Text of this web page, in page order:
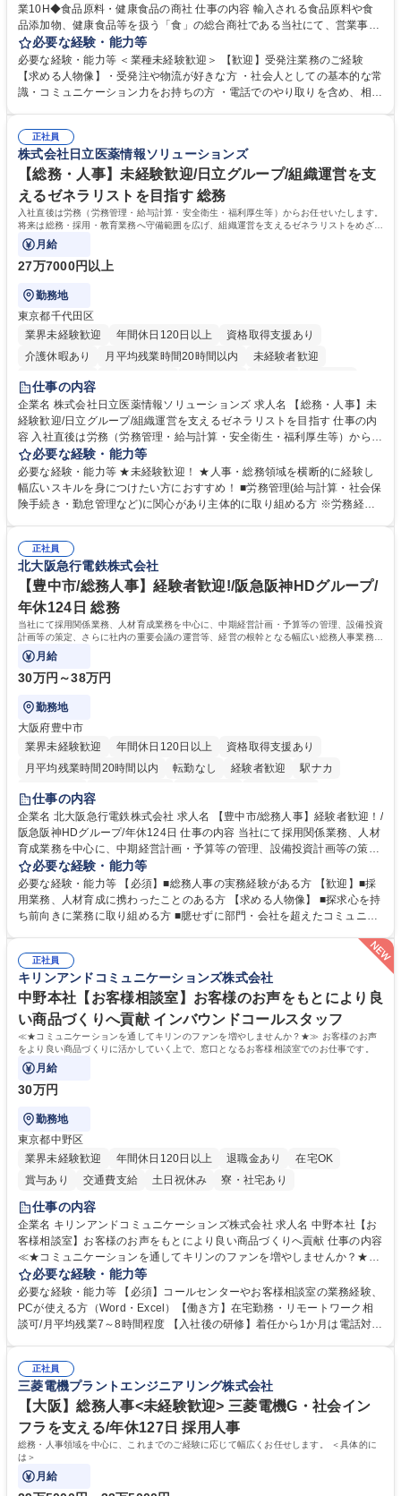
業10H◆食品原料・健康食品の商社 仕事の内容 輸入される食品原料や食
品添加物、健康食品等を扱う「食」の総合商社である当社にて、営業事務
として営業サポートや書類作成、データ入力、電話対応などの業務をお任
せします。 ・受注／出荷指示／売上管理／仕入管理／在庫管理／お客様や
倉庫と電話確認など、販売に関わる事務、営業サポートをお願いします。
・入社後は商品について覚えることから始め、先輩社員OJTと共に業務を
万～・残業10H◆食品原料・健康食品の商社
必要な経験・能力等
必要な経験・能力等 ＜業種未経験歓迎＞ 【歓迎】受発注業務のご経験
【求める人物像】・受発注や物流が好きな方 ・社会人としての基本的な常
識・コミュニケーション力をお持ちの方 ・電話でのやり取りを含め、相手
演算ができる方 ・業務ルールや指示を理解し、行動できる方 学歴・資格
学歴：大学院 大学 短大 語学力： 資格：
正社員
株式会社日立医薬情報ソリューションズ
【総務・人事】未経験歓迎/日立グループ/組織運営を支
えるゼネラリストを目指す 総務
入社直後は労務（労務管理・給与計算・安全衛生・福利厚生等）からお任せいたします。
将来は総務・採用・教育業務へ守備範囲を広げ、組織運営を支えるゼネラリストをめざせ
ます。
月給
27万7000円以上
勤務地
東京都千代田区
業界未経験歓迎
年間休日120日以上
資格取得支援あり
介護休暇あり
月平均残業時間20時間以内
未経験者歓迎
住宅手当あり
育休あり
完全週休2日制 交通費支給 土日祝休み 寮・社宅あり
仕事の内容
企業名 株式会社日立医薬情報ソリューションズ 求人名 【総務・人事】未
経験歓迎/日立グループ/組織運営を支えるゼネラリストを目指す 仕事の内
容 入社直後は労務（労務管理・給与計算・安全衛生・福利厚生等）からお
任せいたします。将来は総務・採用・教育業務へ守備範囲を広げ、組織運
営を支えるゼネラリストをめざせます。 ・初期業務：労働時間管理、給与
計算、社会保険対応、福利厚生管理、安全衛生、健康経営推進等をお任せ
します。ご経験に応じて、休職者管理など、幅広く経験を積んでいただき
幅広く経験を積みたい意欲がある方に最適な環境です。 募集職種 【総
務・人事】未経験歓迎/日立グループ/組織運営を支えるゼネラリストを目
指す
必要な経験・能力等
必要な経験・能力等 ★未経験歓迎！ ★人事・総務領域を横断的に経験し
幅広いスキルを身につけたい方におすすめ！ ■労務管理(給与計算・社会保
険手続き・勤怠管理など)に関心があり主体的に取り組める方 ※労務経験
のご経験 ■労務管理（給与計算・社会保険手続き・勤怠管理など）の経験
■衛生管理者の資格をお持ちの方 学歴・資格 学歴：大学院 大学 高専 短大
専修学校 高校 語学力： 資格：
正社員
北大阪急行電鉄株式会社
【豊中市/総務人事】経験者歓迎!/阪急阪神HDグループ/
年休124日 総務
当社にて採用関係業務、人材育成業務を中心に、中期経営計画・予算等の管理、設備投資
計画等の策定、さらに社内の重要会議の運営等、経営の根幹となる幅広い総務人事業務全
般を担当していただきます。
月給
30万円～38万円
勤務地
大阪府豊中市
業界未経験歓迎
年間休日120日以上
資格取得支援あり
月平均残業時間20時間以内
転勤なし 経験者歓迎
駅ナカ
退職金あり
土日祝休み
服装自由 昼食補助あり 食事補助あり
仕事の内容
企業名 北大阪急行電鉄株式会社 求人名 【豊中市/総務人事】経験者歓迎！/
阪急阪神HDグループ/年休124日 仕事の内容 当社にて採用関係業務、人材
育成業務を中心に、中期経営計画・予算等の管理、設備投資計画等の策
定、さらに社内の重要会議の運営等、経営の根幹となる幅広い総務人事業
務全般を担当していただきます。 【主な業務内容】 ■採用関係業務および
人材育成(社員研修)業務の推進 ■中期経営計画および予算等の管理 ■設備
投資計画等の策定 ■社内の重要会議の運営 ■その他総務人事業務全般 【入
務人事】経験者歓迎！/阪急阪神HDグループ/年休124日
必要な経験・能力等
必要な経験・能力等 【必須】■総務人事の実務経験がある方 【歓迎】■採
用業務、人材育成に携わったことのある方 【求める人物像】 ■探求心を持
ち前向きに業務に取り組める方 ■臆せずに部門・会社を超えたコミュニケ
る当社で組織の次代を担うネクスト人材として長期的に成長したい方 ■周
囲のメンバーと協調しつつ主体性を持って能動的に業務を推進できる方 学
歴・資格 学歴：大学院 大学 高専 短大 専修学校 高校 語学力： 資格：
正社員
キリンアンドコミュニケーションズ株式会社
中野本社【お客様相談室】お客様のお声をもとにより良
い商品づくりへ貢献 インバウンドコールスタッフ
≪★コミュニケーションを通してキリンのファンを増やしませんか？★≫ お客様のお声
をより良い商品づくりに活かしていく上で、窓口となるお客様相談室でのお仕事です。
月給
30万円
勤務地
東京都中野区
業界未経験歓迎
年間休日120日以上 退職金あり
在宅OK
賞与あり
交通費支給 土日祝休み 寮・社宅あり
仕事の内容
企業名 キリンアンドコミュニケーションズ株式会社 求人名 中野本社【お
客様相談室】お客様のお声をもとにより良い商品づくりへ貢献 仕事の内容
≪★コミュニケーションを通してキリンのファンを増やしませんか？★≫
お客様のお声をより良い商品づくりに活かしていく上で、窓口となるお客
様相談室でのお仕事です。 日々お客様からいただくキリングループへのご
意見を、企業活動に活かしています。お客様からの声に迅速かつ誠意をも
って対応、情報提供するとともにグループ内活動に反映しています。 【具
平均100件前後■メール・手紙：同上40件前後 募集職種 中野本社【お客様
相談室】お客様のお声をもとにより良い商品づくりへ貢献
必要な経験・能力等
必要な経験・能力等 【必須】コールセンターやお客様相談室の業務経験、
PCが使える方（Word・Excel）【働き方】在宅勤務・リモートワーク相
談可/月平均残業7～8時間程度 【入社後の研修】着任から1か月は電話対応
すのでご安心ください。 【当社について】キリングループの広報機能を担
う会社として、お客様との出会いを大切にし、磨き上げたホスピタリティ
を込めてコミュニケーションをとりながら広報関連業務を行っておりま
す。 学歴・資格 学歴：大学院 大学 高専 短大 専修学校 高校 語学力： 資
格：
正社員
三菱電機プラントエンジニアリング株式会社
【大阪】総務人事<未経験歓迎> 三菱電機G・社会イン
フラを支える/年休127日 採用人事
総務・人事領域を中心に、これまでのご経験に応じて幅広くお任せします。 ＜具体的に
は＞
月給